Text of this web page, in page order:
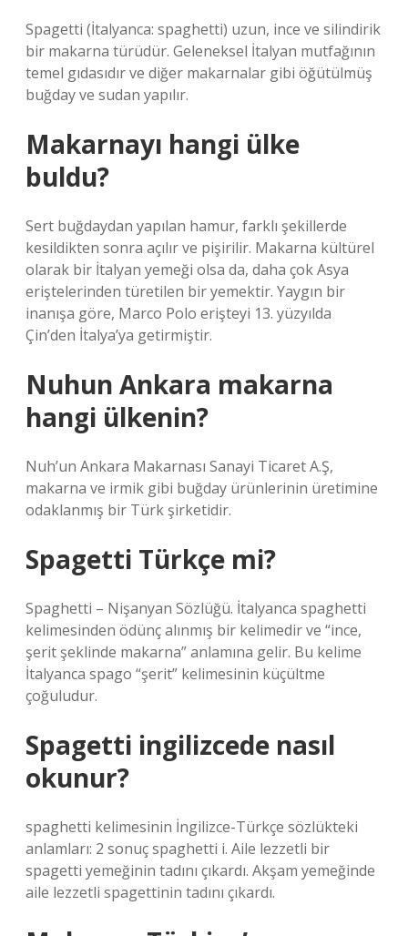
Spagetti (İtalyanca: spaghetti) uzun, ince ve silindirik
bir makarna türüdür. Geleneksel İtalyan mutfağının
temel gıdasıdır ve diğer makarnalar gibi öğütülmüş
buğday ve sudan yapılır.
Makarnayı hangi ülke
buldu?
Sert buğdaydan yapılan hamur, farklı şekillerde
kesildikten sonra açılır ve pişirilir. Makarna kültürel
olarak bir İtalyan yemeği olsa da, daha çok Asya
eriştelerinden türetilen bir yemektir. Yaygın bir
inanışa göre, Marco Polo erişteyi 13. yüzyılda
Çin’den İtalya’ya getirmiştir.
Nuhun Ankara makarna
hangi ülkenin?
Nuh’un Ankara Makarnası Sanayi Ticaret A.Ş,
makarna ve irmik gibi buğday ürünlerinin üretimine
odaklanmış bir Türk şirketidir.
Spagetti Türkçe mi?
Spaghetti – Nişanyan Sözlüğü. İtalyanca spaghetti
kelimesinden ödünç alınmış bir kelimedir ve “ince,
şerit şeklinde makarna” anlamına gelir. Bu kelime
İtalyanca spago “şerit” kelimesinin küçültme
çoğuludur.
Spagetti ingilizcede nasıl
okunur?
spaghetti kelimesinin İngilizce-Türkçe sözlükteki
anlamları: 2 sonuç spaghetti i. Aile lezzetli bir
spagetti yemeğinin tadını çıkardı. Akşam yemeğinde
aile lezzetli spagettinin tadını çıkardı.